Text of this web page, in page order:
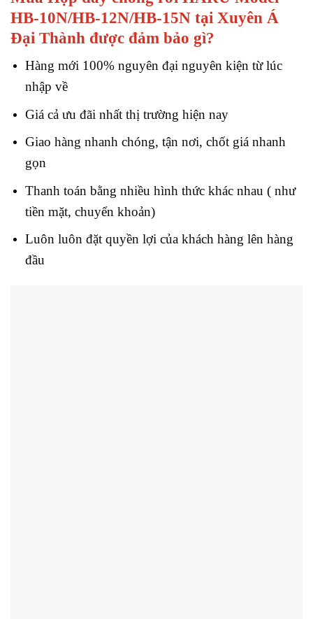
HB-10N/HB-12N/HB-15N tại Xuyên Á
Đại Thành được đảm bảo gì?
Hàng mới 100% nguyên đại nguyên kiện từ lúc
nhập về
Giá cả ưu đãi nhất thị trường hiện nay
Giao hàng nhanh chóng, tận nơi, chốt giá nhanh
gọn
Thanh toán bằng nhiều hình thức khác nhau ( như
tiền mặt, chuyển khoản)
Luôn luôn đặt quyền lợi của khách hàng lên hàng
đầu